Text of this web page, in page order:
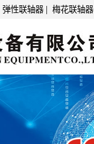
弹性联轴器 | 梅花联轴器